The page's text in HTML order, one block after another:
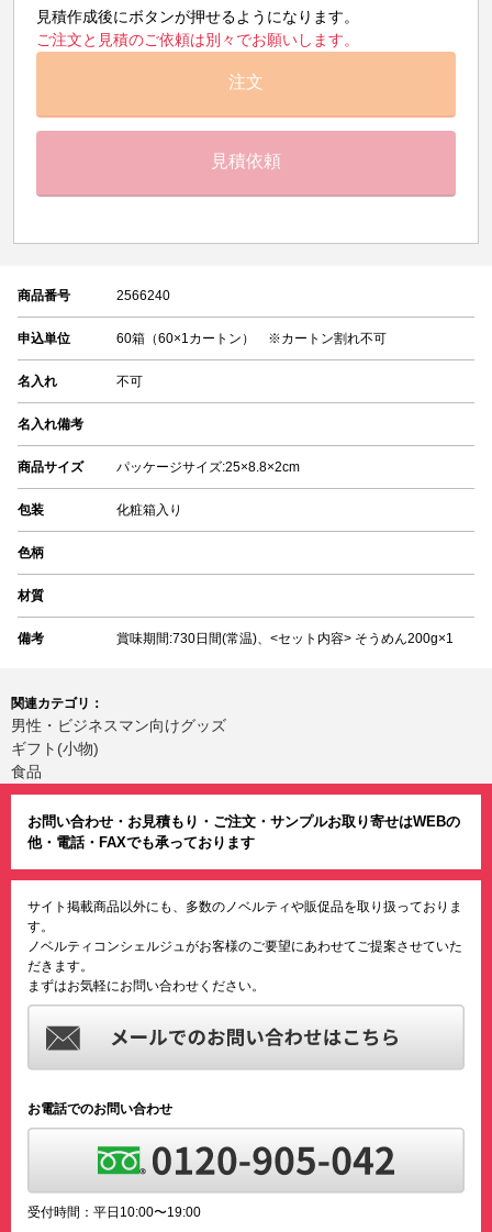
見積作成後にボタンが押せるようになります。
ご注文と見積のご依頼は別々でお願いします。
注文
見積依頼
商品番号 2566240
申込単位 60箱（60×1カートン） ※カートン割れ不可
名入れ 不可
名入れ備考
商品サイズ パッケージサイズ:25×8.8×2cm
包装 化粧箱入り
色柄
材質
備考 賞味期間:730日間(常温)、<セット内容> そうめん200g×1
関連カテゴリ：
男性・ビジネスマン向けグッズ
ギフト(小物)
食品
お問い合わせ・お見積もり・ご注文・サンプルお取り寄せはWEBの
他・電話・FAXでも承っております
サイト掲載商品以外にも、多数のノベルティや販促品を取り扱っておりま
す。
ノベルティコンシェルジュがお客様のご要望にあわせてご提案させていた
だきます。
まずはお気軽にお問い合わせください。
お電話でのお問い合わせ
受付時間：平日10:00〜19:00